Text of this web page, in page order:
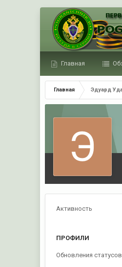
Главная
Главная Эдуард
Активность
ПРОФИЛИ
Обновления статусов